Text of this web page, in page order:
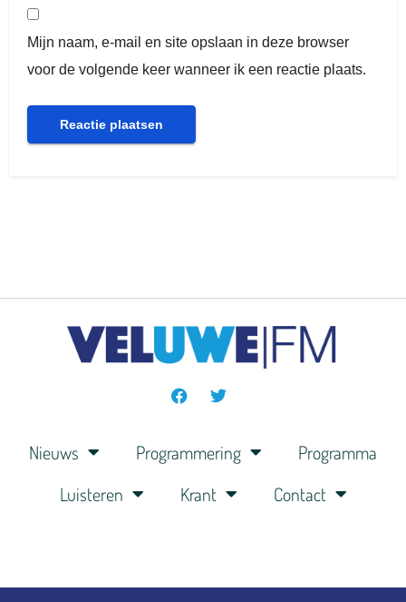
Mijn naam, e-mail en site opslaan in deze browser
voor de volgende keer wanneer ik een reactie plaats.
Nieuws Programmering
Programma
Luisteren
Krant Contact